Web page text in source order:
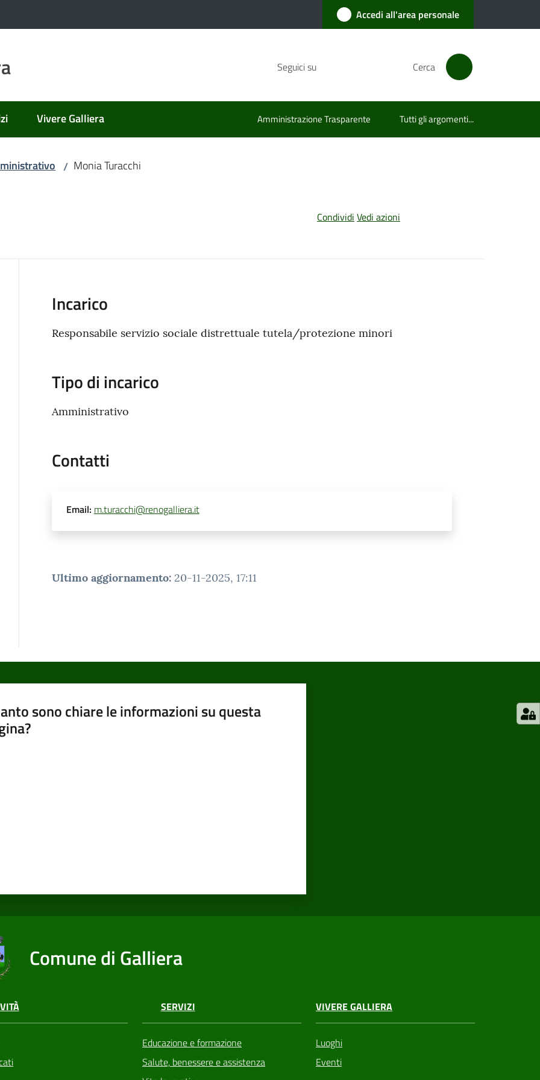
Accedi all'area personale
Seguici su Cerca
Vivere Galliera Amministrazione Trasparente Tutti gli argomenti...
/ Monia Turacchi
Condividi Vedi azioni
Incarico
Responsabile servizio sociale distrettuale tutela/protezione minori
Tipo di incarico
Amministrativo
Contatti
Email: m.turacchi@renogalliera.it
Ultimo aggiornamento: 20-11-2025, 17:11
sono chiare le informazioni su questa
Comune di Galliera
SERVIZI
Educazione e formazione
Salute, benessere e assistenza
VIVERE GALLIERA
Luoghi
Eventi